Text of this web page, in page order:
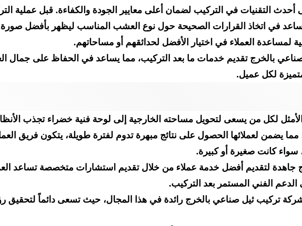
التقنيات في التركيب لضمان أعلى معايير الجودة والكفاءة. قبل عملية
يساعد في اتخاذ القرارات الصحيحة حول نوع العشب المناسب ليظهر بأفضل
لمساعدة العملاء في اختيار الأفضل لحدائقهم أو مساحاتهم.
بالخرج تقديم خدمات ما بعد التركيب، مما يساعد في الحفاظ على جمال
لكل عميل.
لكل من يسعى لتحويل مساحته الخارجية إلى لوحة فنية خضراء تجذب
يضمن لعملائها الحصول على نتائج مبهرة تدوم لفترة طويلة، يتكون فريق
سواء كانت صغيرة أو كبيرة.
لتقديم أفضل خدمة عملاء من خلال تقديم استشارات متخصصة تساعد
الفني المستمر بعد التركيب.
تركيب ثيل صناعي بالخرج رائدة في هذا المجال، حيث تسعى دائماً لتحقيق